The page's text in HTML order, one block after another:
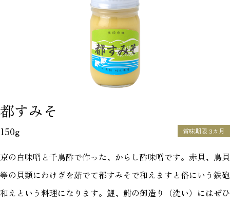
都すみそ
150g 賞味期限 3カ月
京の白味噌と千鳥酢で作った、からし酢味噌です。赤貝、鳥貝
等の貝類にわけぎを茹でて都すみそで和えますと俗にいう鉄砲
和えという料理になります。鯉、鮒の御造り（洗い）にはぜひ